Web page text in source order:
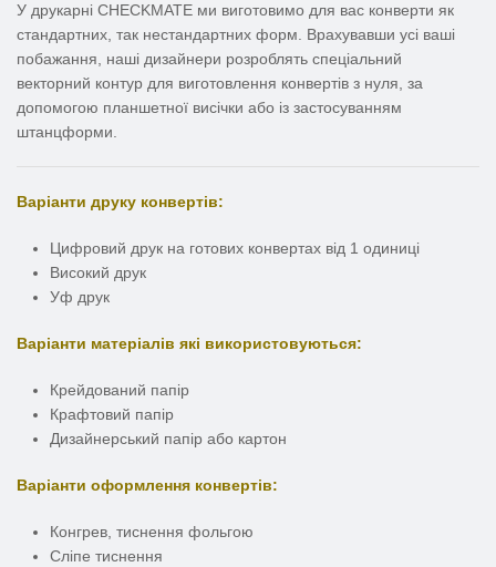
У друкарні CHECKMATE ми виготовимо для вас конверти як
стандартних, так нестандартних форм. Врахувавши усі ваші
побажання, наші дизайнери розроблять спеціальний
векторний контур для виготовлення конвертів з нуля, за
допомогою планшетної висічки або із застосуванням
штанцформи.
Варіанти друку конвертів:
Цифровий друк на готових конвертах від 1 одиниці
Високий друк
Уф друк
Варіанти матеріалів які використовуються:
Крейдований папір
Крафтовий папір
Дизайнерський папір або картон
Варіанти оформлення конвертів:
Конгрев, тиснення фольгою
Сліпе тиснення